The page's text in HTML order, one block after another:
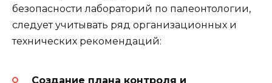
безопасности лабораторий по палеонтологии,
следует учитывать ряд организационных и
технических рекомендаций:
Создание плана контроля и